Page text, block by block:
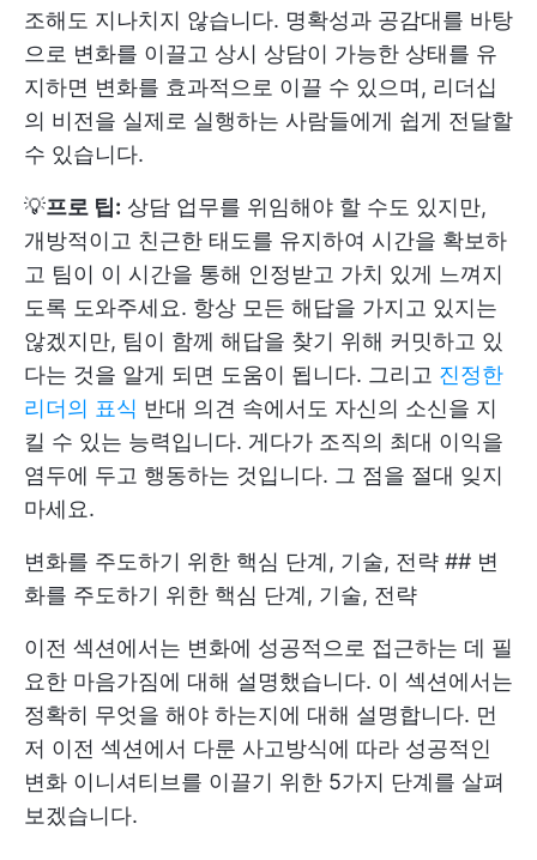
조해도 지나치지 않습니다. 명확성과 공감대를 바탕
으로 변화를 이끌고 상시 상담이 가능한 상태를 유
지하면 변화를 효과적으로 이끌 수 있으며, 리더십
의 비전을 실제로 실행하는 사람들에게 쉽게 전달할
수 있습니다.
💡프로 팁: 상담 업무를 위임해야 할 수도 있지만,
개방적이고 친근한 태도를 유지하여 시간을 확보하
고 팀이 이 시간을 통해 인정받고 가치 있게 느껴지
도록 도와주세요. 항상 모든 해답을 가지고 있지는
않겠지만, 팀이 함께 해답을 찾기 위해 커밋하고 있
다는 것을 알게 되면 도움이 됩니다. 그리고 진정한
리더의 표식 반대 의견 속에서도 자신의 소신을 지
킬 수 있는 능력입니다. 게다가 조직의 최대 이익을
염두에 두고 행동하는 것입니다. 그 점을 절대 잊지
마세요.
변화를 주도하기 위한 핵심 단계, 기술, 전략 ## 변
화를 주도하기 위한 핵심 단계, 기술, 전략
이전 섹션에서는 변화에 성공적으로 접근하는 데 필
요한 마음가짐에 대해 설명했습니다. 이 섹션에서는
정확히 무엇을 해야 하는지에 대해 설명합니다. 먼
저 이전 섹션에서 다룬 사고방식에 따라 성공적인
변화 이니셔티브를 이끌기 위한 5가지 단계를 살펴
보겠습니다.